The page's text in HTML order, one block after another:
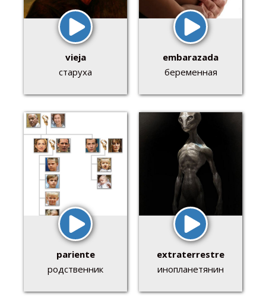
vieja
старуха
embarazada
беременная
pariente
родственник
extraterrestre
инопланетянин